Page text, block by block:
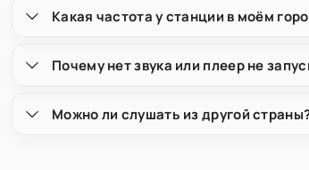
Какая частота у станции в моём
Почему нет звука или плеер не
Можно ли слушать из другой